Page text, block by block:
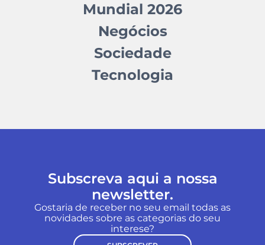
Mundial 2026
Negócios
Sociedade
Tecnologia
Subscreva aqui a nossa
newsletter.
Gostaria de receber no seu email todas as
novidades sobre as categorias do seu
interese?